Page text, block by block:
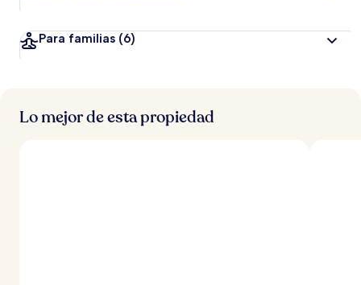
v
Para familias (6)
Lo mejor de esta propiedad